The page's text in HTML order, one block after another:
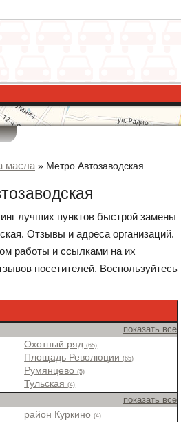
масла» Метро Автозаводская
лучших пунктов быстрой замены
Отзывы и адреса организаций.
работы и ссылками на их
посетителей. Воспользуйтесь
показать все
Охотный ряд(65)
Площадь Революции(65)
Румянцево(5)
Тульская(4)
показать все
район Куркино(4)